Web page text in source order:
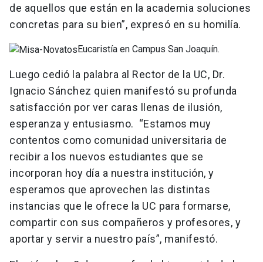
de aquellos que están en la academia soluciones
concretas para su bien”, expresó en su homilía.
Eucaristía en Campus San Joaquín.
Luego cedió la palabra al Rector de la UC, Dr.
Ignacio Sánchez quien manifestó su profunda
satisfacción por ver caras llenas de ilusión,
esperanza y entusiasmo. “Estamos muy
contentos como comunidad universitaria de
recibir a los nuevos estudiantes que se
incorporan hoy día a nuestra institución, y
esperamos que aprovechen las distintas
instancias que le ofrece la UC para formarse,
compartir con sus compañeros y profesores, y
aportar y servir a nuestro país”, manifestó.